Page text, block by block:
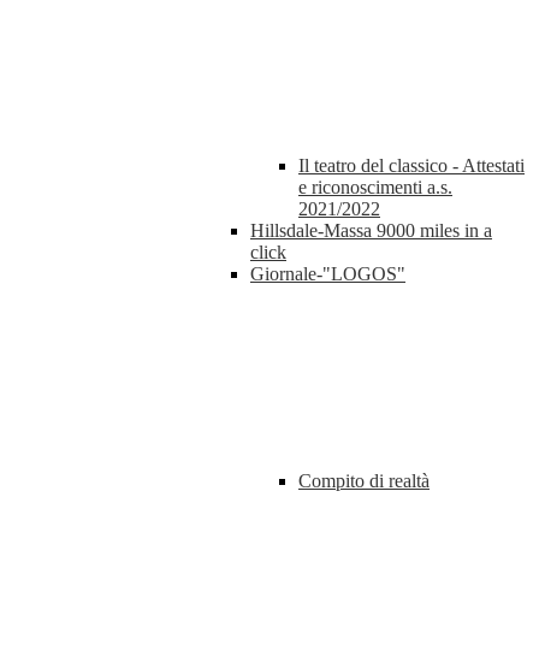
Il teatro del classico - Attestati
e riconoscimenti a.s.
2021/2022
Hillsdale-Massa 9000 miles in a
click
Giornale-"LOGOS"
Compito di realtà